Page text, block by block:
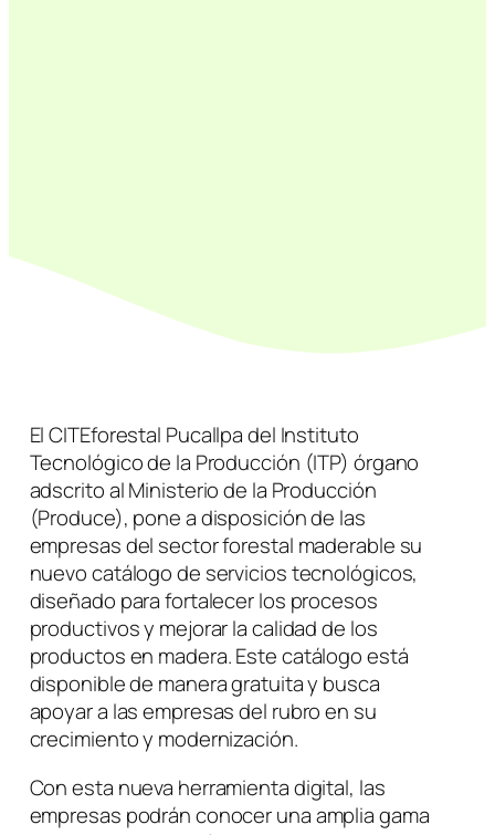
El CITEforestal Pucallpa del Instituto
Tecnológico de la Producción (ITP) órgano
adscrito al Ministerio de la Producción
(Produce), pone a disposición de las
empresas del sector forestal maderable su
nuevo catálogo de servicios tecnológicos,
diseñado para fortalecer los procesos
productivos y mejorar la calidad de los
productos en madera. Este catálogo está
disponible de manera gratuita y busca
apoyar a las empresas del rubro en su
crecimiento y modernización.
Con esta nueva herramienta digital, las
empresas podrán conocer una amplia gama